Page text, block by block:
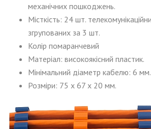
механічних пошкоджень.
Місткість: 24 шт.
згрупованих за 3 шт.
Колір помаранчевий
Матеріал: високоякісний пластик.
Мінімальний діаметр кабелю: 6 мм.
Розміри: 75 x 67 x 20 мм.